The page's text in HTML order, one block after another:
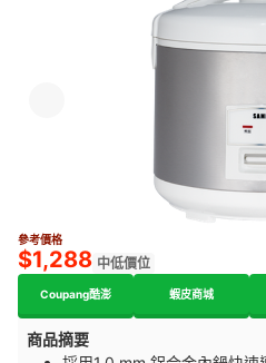
參考價格
$1,288 中低價位
Coupang酷澎 蝦皮商城
商品摘要